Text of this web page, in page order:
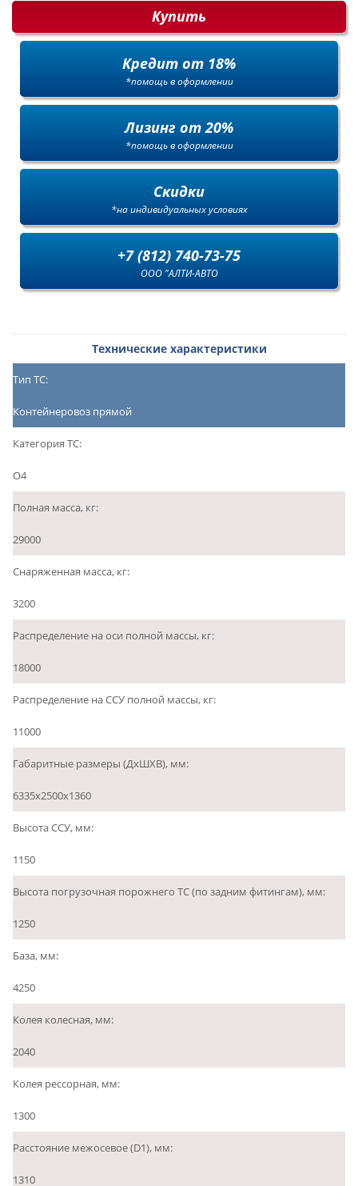
Купить
Кредит от 18%
*помощь в оформлении
Лизинг от 20%
*помощь в оформлении
Скидки
*на индивидуальных условиях
+7 (812) 740-73-75
ООО "АЛТИ-АВТО
Технические характеристики
Тип ТС:
Контейнеровоз прямой
Категория ТС:
О4
Полная масса, кг:
29000
Снаряженная масса, кг:
3200
Распределение на оси полной массы, кг:
18000
Распределение на ССУ полной массы, кг:
11000
Габаритные размеры (ДхШХВ), мм:
6335х2500х1360
Высота ССУ, мм:
1150
Высота погрузочная порожнего ТС (по задним фитингам), мм:
1250
База, мм:
4250
Колея колесная, мм:
2040
Колея рессорная, мм:
1300
Расстояние межосевое (D1), мм:
1310